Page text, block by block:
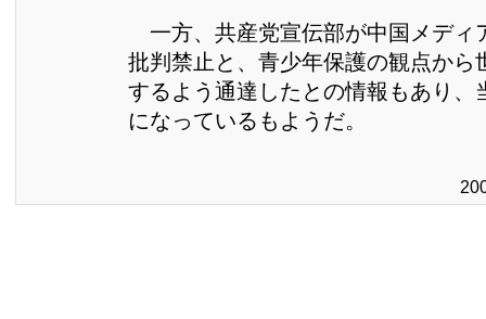
一方、共産党宣伝部が中国メディ
批判禁止と、青少年保護の観点から
するよう通達したとの情報もあり、
になっているもようだ。